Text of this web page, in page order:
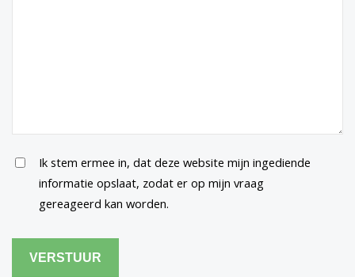
Untitled
Ik stem ermee in, dat deze website mijn ingediende
informatie opslaat, zodat er op mijn vraag
gereageerd kan worden.
CAPTCHA